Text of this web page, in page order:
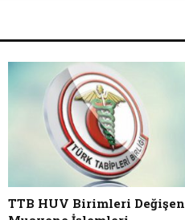
TTB HUV Birimleri Değişen